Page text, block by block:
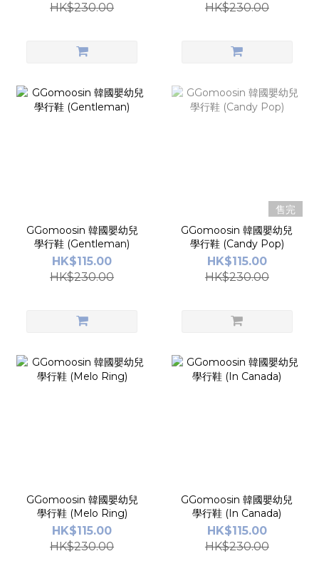
HK$230.00
HK$230.00
GGomoosin 韓國嬰幼兒
學行鞋 (Gentleman)
HK$115.00
HK$230.00
售完
GGomoosin 韓國嬰幼兒
學行鞋 (Candy Pop)
HK$115.00
HK$230.00
GGomoosin 韓國嬰幼兒
學行鞋 (Melo Ring)
HK$115.00
HK$230.00
GGomoosin 韓國嬰幼兒
學行鞋 (In Canada)
HK$115.00
HK$230.00